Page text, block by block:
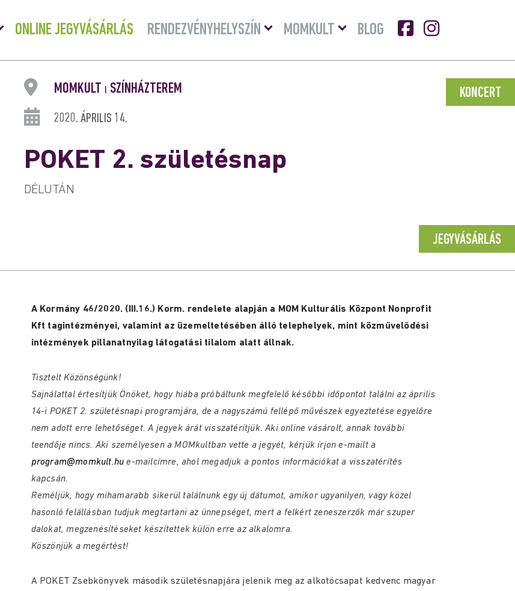
Menü
lenyitása
ONLINE JEGYVÁSÁRLÁS RENDEZVÉNYHELYSZÍN
Menü
lenyitásaMOMKULT
Menü
lenyitása
BLOG
KONCERT
MOMKULT SZÍNHÁZTEREM
2020. ÁPRILIS 14.
POKET 2. születésnap
DÉLUTÁN
JEGYVÁSÁRLÁS
A Kormány 46/2020. (III.16.) Korm. rendelete alapján a MOM Kulturális Központ Nonprofit
Kft tagintézményei, valamint az üzemeltetésében álló telephelyek, mint közművelődési
intézmények pillanatnyilag látogatási tilalom alatt állnak.
Tisztelt Közönségünk!
Sajnálattal értesítjük Önöket, hogy hiába próbáltunk megfelelő későbbi időpontot találni az április
14-i POKET 2. születésnapi programjára, de a nagyszámú fellépő művészek egyeztetése egyelőre
nem adott erre lehetőséget. A jegyek árát visszatérítjük. Aki online vásárolt, annak további
teendője nincs. Aki személyesen a MOMkultban vette a jegyét, kérjük írjon e-mailt a
program@momkult.hu e-mailcímre, ahol megadjuk a pontos információkat a visszatérítés
kapcsán.
Reméljük, hogy mihamarabb sikerül találnunk egy új dátumot, amikor ugyanilyen, vagy közel
hasonló felállásban tudjuk megtartani az ünnepséget, mert a felkért zeneszerzők már szuper
dalokat, megzenésítéseket készítettek külön erre az alkalomra.
Köszönjük a megértést!
A POKET Zsebkönyvek második születésnapjára jelenik meg az alkotócsapat kedvenc magyar